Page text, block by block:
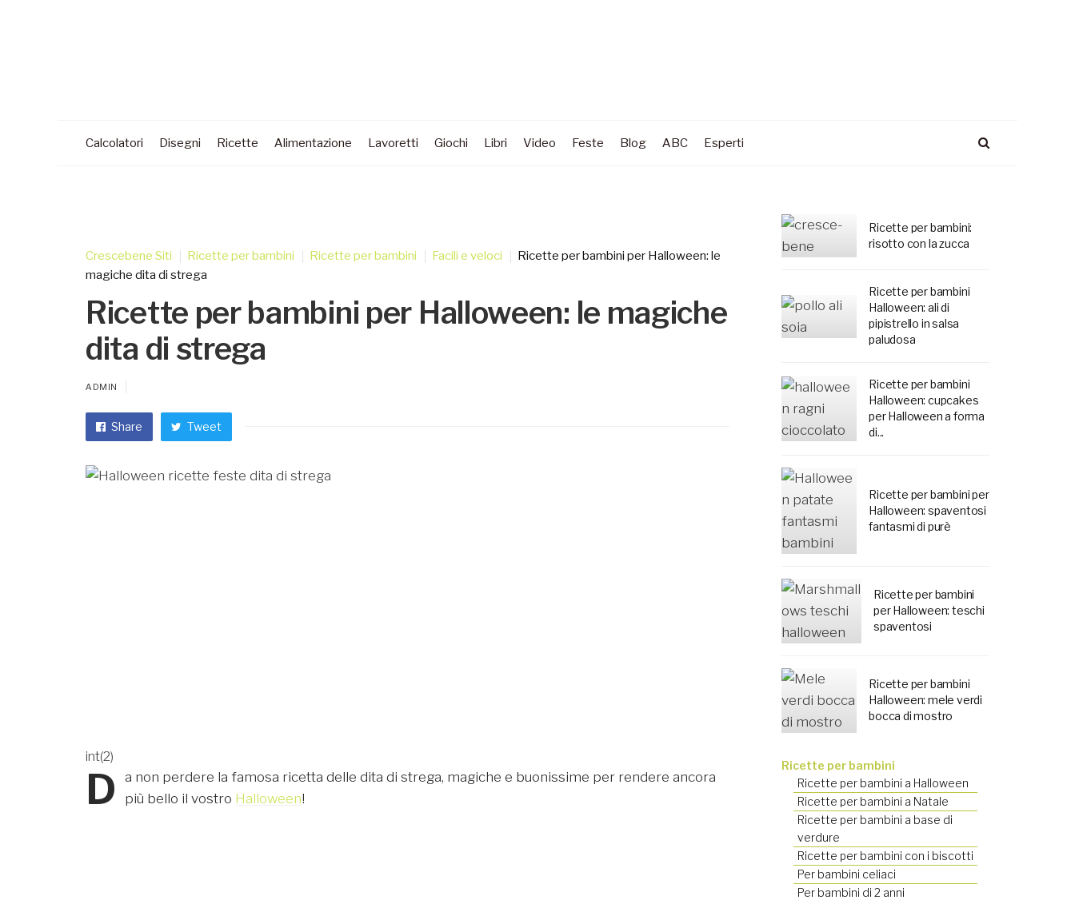
Calcolatori Disegni Ricette Alimentazione Lavoretti Giochi Libri Video Feste Blog ABC Esperti
Crescebene Siti Ricette per bambini Ricette per bambini Facili e veloci
Ricette per bambini per Halloween: le
magiche dita di strega
Ricette per bambini per Halloween: le magiche
dita di strega
ADMIN
Share Tweet
int(2)
D
a non perdere la famosa ricetta delle dita di strega, magiche e buonissime per rendere ancora
più bello il vostro Halloween!
Ricette per bambini:
risotto con la zucca
Ricette per bambini
Halloween: ali di
pipistrello in salsa
paludosa
Ricette per bambini
Halloween: cupcakes
per Halloween a forma
di...
Ricette per bambini per
Halloween: spaventosi
fantasmi di purè
Ricette per bambini
per Halloween: teschi
spaventosi
Ricette per bambini
Halloween: mele verdi
bocca di mostro
Ricette per bambini
Ricette per bambini a Halloween
Ricette per bambini a Natale
Ricette per bambini a base di
verdure
Ricette per bambini con i biscotti
Per bambini celiaci
Per bambini di 2 anni